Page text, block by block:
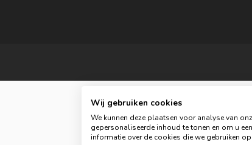
Wij gebruiken cookies
We kunnen deze plaatsen voor analyse van
gepersonaliseerde inhoud te tonen en om u
informatie over de cookies die we gebruiken